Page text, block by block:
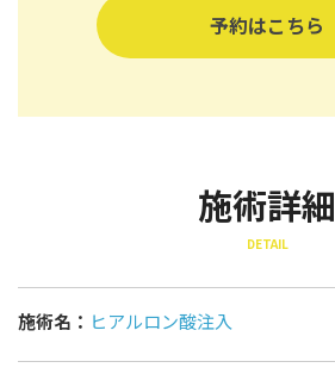
予約はこちら
施術詳細
DETAIL
施術名： ヒアルロン酸注入